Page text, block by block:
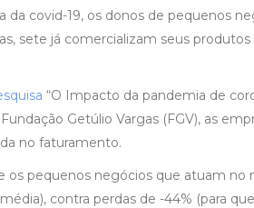
da covid-19, os donos de pequenos
sete já comercializam seus
“O Impacto da pandemia de
Getúlio Vargas (FGV), as
no faturamento.
os pequenos negócios que atuam
contra perdas de -44% (para